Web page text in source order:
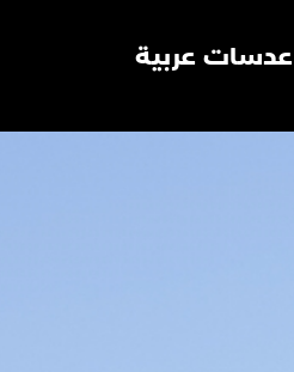
عدسات عربية